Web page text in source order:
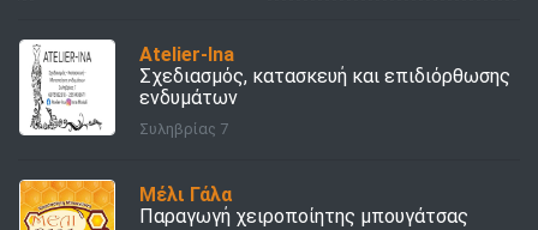
Atelier-Ina
Σχεδιασμός, κατασκευή και επιδιόρθωσης
ενδυμάτων
Συληβρίας 7
Μέλι Γάλα
Παραγωγή χειροποίητης μπουγάτσας